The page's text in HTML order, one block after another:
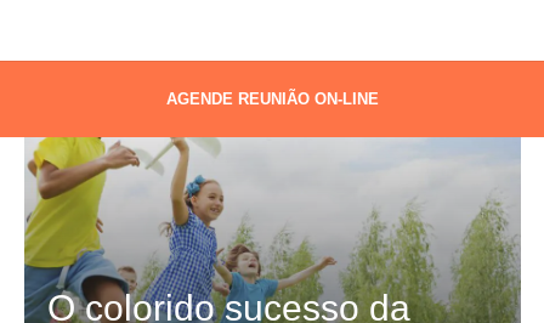
AGENDE REUNIÃO ON-LINE
O colorido sucesso da